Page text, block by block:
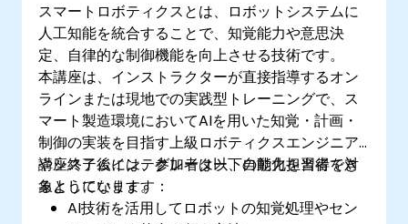
スマートロボティクスとは、ロボットシステムに
人工知能を統合することで、知覚能力や意思決
定、自律的な制御機能を向上させる技術です。
本講座は、インストラクターが直接指導するオン
ラインまたは現地での実践型トレーニングで、ス
マート製造環境においてAIを用いた知覚・計画・
制御の実装を目指す上級ロボティクスエンジニア
やシステムインテグレーター、自動化担当者を対
象としています。
講座終了後には、参加者は以下の能力を習得でき
るようになります：
AI技術を活用してロボットの知覚処理やセン